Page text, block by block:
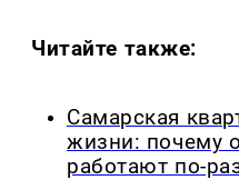
Читайте также:
Самарская
жизни: почему
работают по-